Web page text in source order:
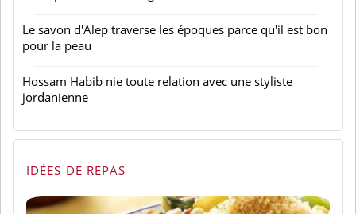
Le savon d'Alep traverse les époques parce qu'il est bon
pour la peau
Hossam Habib nie toute relation avec une styliste
jordanienne
IDÉES DE REPAS